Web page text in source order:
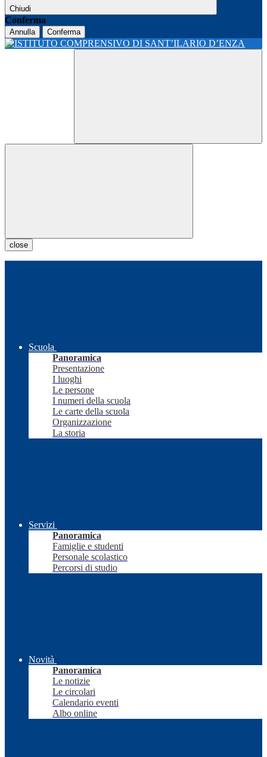
Chiudi
Conferma
Annulla Conferma
close
Scuola
Panoramica
Presentazione
I luoghi
Le persone
I numeri della scuola
Le carte della scuola
Organizzazione
La storia
Servizi
Panoramica
Famiglie e studenti
Personale scolastico
Percorsi di studio
Novità
Panoramica
Le notizie
Le circolari
Calendario eventi
Albo online